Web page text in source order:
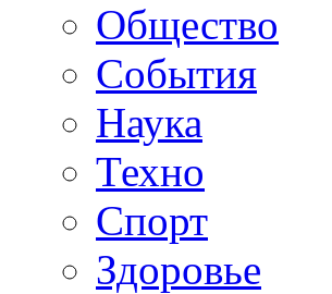
Общество
События
Наука
Техно
Спорт
Здоровье